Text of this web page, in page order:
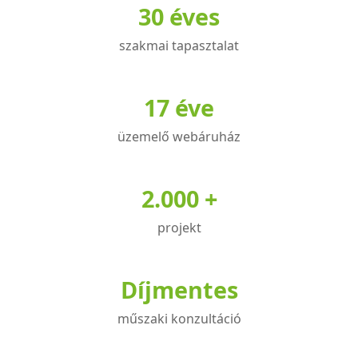
30 éves
szakmai tapasztalat
17 éve
üzemelő webáruház
2.000 +
projekt
Díjmentes
műszaki konzultáció